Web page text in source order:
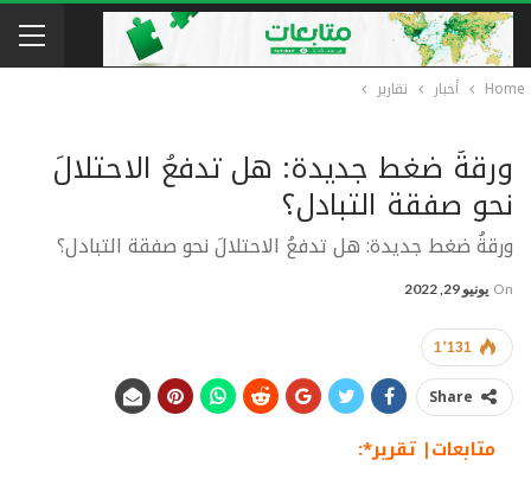
Home أخبار تقارير
ورقةُ ضغط جديدة: هل تدفعُ الاحتلالَ
نحو صفقة التبادل؟
ورقةُ ضغط جديدة: هل تدفعُ الاحتلالَ نحو صفقة التبادل؟
On يونيو 29, 2022
1٬131
Share
متابعات| تقرير*: